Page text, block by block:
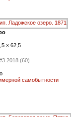
× 62,5
2018 (60)
самобытности